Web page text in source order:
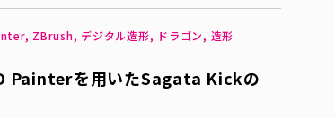
ZBrush, デジタル造形, ドラゴン, 造形
Painterを用いたSagata Kickの